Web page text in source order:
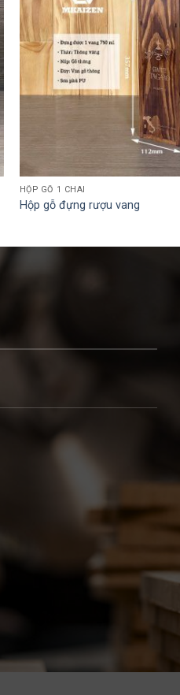
HỘP GỖ 1 CHAI
Hộp gỗ đựng rượu vang